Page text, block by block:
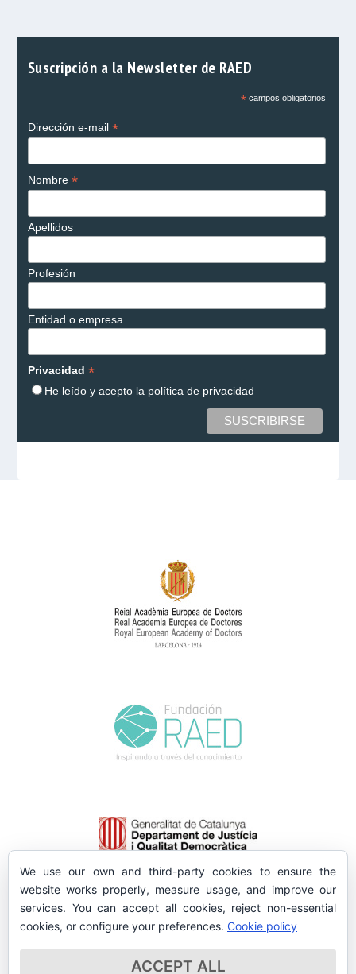
Suscripción a la Newsletter de RAED
*campos obligatorios
Dirección e-mail *
Nombre *
Apellidos
Profesión
Entidad o empresa
Privacidad *
He leído y acepto la política de privacidad
We use our own and third-party cookies to ensure the
website works properly, measure usage, and improve our
services. You can accept all cookies, reject non-essential
cookies, or configure your preferences. Cookie policy
ACCEPT ALL